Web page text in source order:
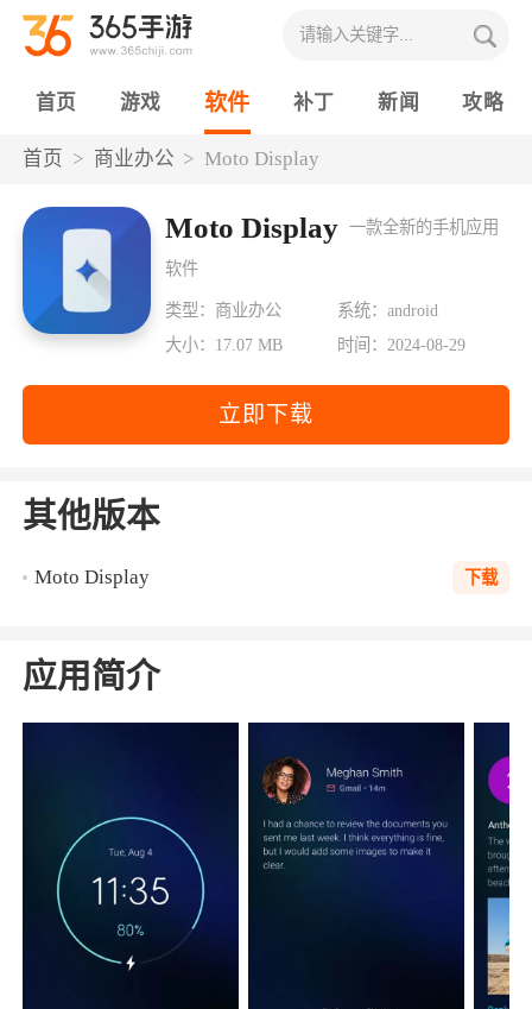
首页 游戏 软件 补丁 新闻 攻略
首页 商业办公 Moto Display
Moto Display 一款全新的手机应用
软件
类型：商业办公
系统：android
大小：17.07 MB
时间：2024-08-29
立即下载
其他版本
Moto Display 下载
应用简介